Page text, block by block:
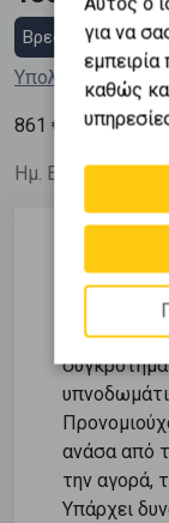
Βρες στεγαστικό
Υπολόγισε τη
861 € / m2
Ημ.
Αλυκή ,
ανάσα από
την αγορά,
Υπάρχει
για να
καθώς